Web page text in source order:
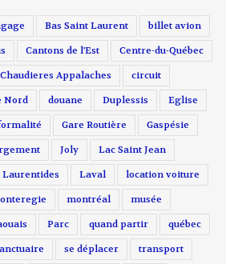
Bas Saint Laurent billet avion
Cantons de l'Est Centre-du-Québec
Chaudieres Appalaches circuit
Nord douane Duplessis Eglise
Gare Routière Gaspésie
Joly Lac Saint Jean
Laurentides Laval location voiture
montréal musée
Parc quand partir québec
se déplacer transport